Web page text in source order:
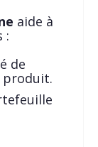
aide à
:
de
produit.